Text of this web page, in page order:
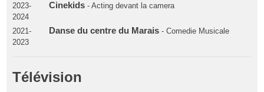
2023-
2024
Cinekids- Acting devant la camera
2021-
2023
Danse du centre du Marais- Comedie Musicale
Télévision